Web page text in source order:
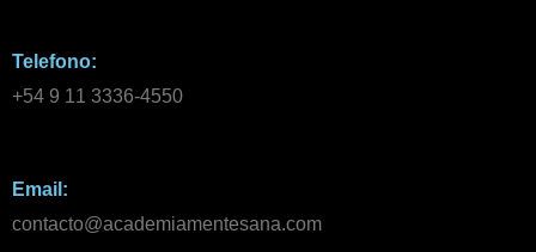
Telefono:
+54 9 11 3336-4550​
Email:
contacto@academiamentesana.com​